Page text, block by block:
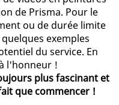
de Prisma. Pour le
ou de durée limite
exemples
du service. En
l'honneur !
plus fascinant et
que commencer !